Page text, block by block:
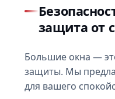
защита от
Большие окна —
защиты. Мы
для вашего